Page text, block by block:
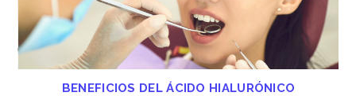
BENEFICIOS DEL ÁCIDO HIALURÓNICO